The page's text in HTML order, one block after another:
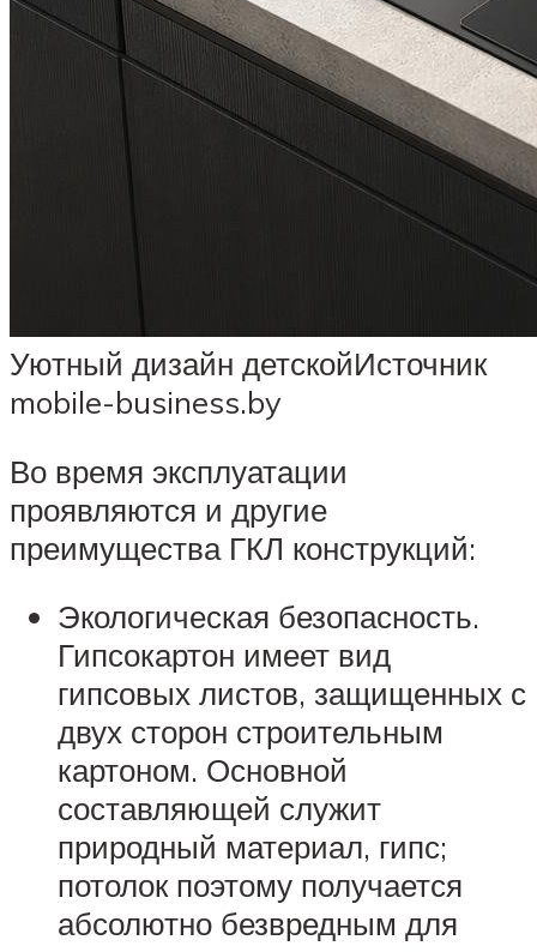
Уютный дизайн детскойИсточник
mobile-business.by
Во время эксплуатации
проявляются и другие
преимущества ГКЛ конструкций:
Экологическая безопасность.
Гипсокартон имеет вид
гипсовых листов, защищенных с
двух сторон строительным
картоном. Основной
составляющей служит
природный материал, гипс;
потолок поэтому получается
абсолютно безвредным для